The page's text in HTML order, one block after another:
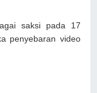
saksi pada 17
penyebaran video